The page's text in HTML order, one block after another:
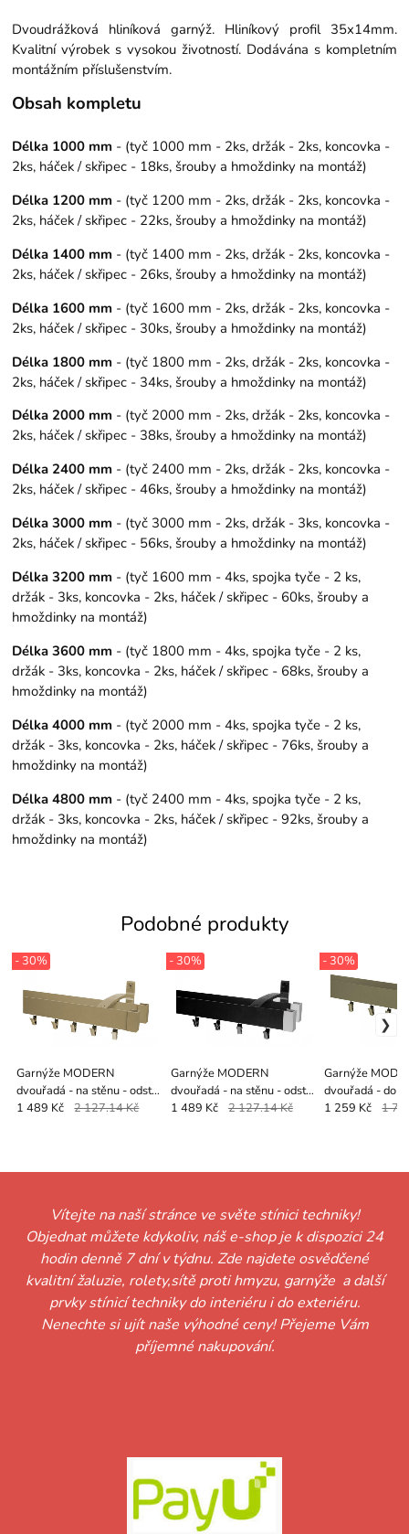
Dvoudrážková hliníková garnýž. Hliníkový profil 35x14mm.
Kvalitní výrobek s vysokou životností. Dodávána s kompletním
montážním příslušenstvím.
Obsah kompletu
Délka 1000 mm - (tyč 1000 mm - 2ks, držák - 2ks, koncovka -
2ks, háček / skřipec - 18ks, šrouby a hmoždinky na montáž)
Délka 1200 mm - (tyč 1200 mm - 2ks, držák - 2ks, koncovka -
2ks, háček / skřipec - 22ks, šrouby a hmoždinky na montáž)
Délka 1400 mm - (tyč 1400 mm - 2ks, držák - 2ks, koncovka -
2ks, háček / skřipec - 26ks, šrouby a hmoždinky na montáž)
Délka 1600 mm - (tyč 1600 mm - 2ks, držák - 2ks, koncovka -
2ks, háček / skřipec - 30ks, šrouby a hmoždinky na montáž)
Délka 1800 mm - (tyč 1800 mm - 2ks, držák - 2ks, koncovka -
2ks, háček / skřipec - 34ks, šrouby a hmoždinky na montáž)
Délka 2000 mm - (tyč 2000 mm - 2ks, držák - 2ks, koncovka -
2ks, háček / skřipec - 38ks, šrouby a hmoždinky na montáž)
Délka 2400 mm - (tyč 2400 mm - 2ks, držák - 2ks, koncovka -
2ks, háček / skřipec - 46ks, šrouby a hmoždinky na montáž)
Délka 3000 mm - (tyč 3000 mm - 2ks, držák - 3ks, koncovka -
2ks, háček / skřipec - 56ks, šrouby a hmoždinky na montáž)
Délka 3200 mm - (tyč 1600 mm - 4ks, spojka tyče - 2 ks,
držák - 3ks, koncovka - 2ks, háček / skřipec - 60ks, šrouby a
hmoždinky na montáž)
Délka 3600 mm - (tyč 1800 mm - 4ks, spojka tyče - 2 ks,
držák - 3ks, koncovka - 2ks, háček / skřipec - 68ks, šrouby a
hmoždinky na montáž)
Délka 4000 mm - (tyč 2000 mm - 4ks, spojka tyče - 2 ks,
držák - 3ks, koncovka - 2ks, háček / skřipec - 76ks, šrouby a
hmoždinky na montáž)
Délka 4800 mm - (tyč 2400 mm - 4ks, spojka tyče - 2 ks,
držák - 3ks, koncovka - 2ks, háček / skřipec - 92ks, šrouby a
hmoždinky na montáž)
Podobné produkty
Garnýže MODERN
dvouřadá - na stěnu - odstín
PATINA
- 30%
1 489 Kč 2 127.14 Kč
Garnýže MODERN
dvouřadá - na stěnu - odstín
ČERNÁ
- 30%
1 489 Kč 2 127.14 Kč
Garnýže
dvouřadá - do
odstín PATINA
- 30%
1 259 Kč 1
Vítejte na naší stránce ve světe stínici techniky!
Objednat můžete kdykoliv, náš e-shop je k dispozici 24
hodin denně 7 dní v týdnu. Zde najdete osvědčené
kvalitní žaluzie, rolety,sítě proti hmyzu, garnýže a další
prvky stínicí techniky do interiéru i do exteriéru.
Nenechte si ujít naše výhodné ceny! Přejeme Vám
příjemné nakupování.